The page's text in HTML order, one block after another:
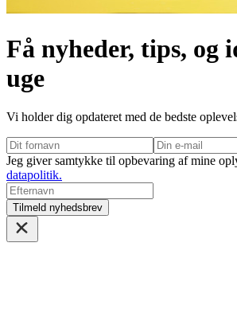
Få nyheder, tips, og
uge
Vi holder dig opdateret med de bedste
Jeg giver samtykke til opbevaring af mine
datapolitik.
Tilmeld nyhedsbrev